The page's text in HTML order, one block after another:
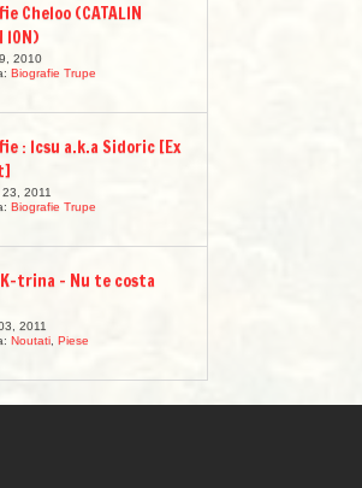
Cheloo (CATALIN
ION)
2010
Biografie Trupe
: Icsu a.k.a Sidoric [Ex
2011
Biografie Trupe
trina – Nu te costa
2011
Noutati Piese